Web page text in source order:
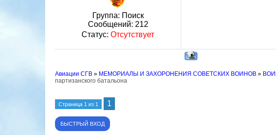
Группа: Поиск
Сообщений: 212
Статус: Отсутствует
Авиации СГВ » МЕМОРИАЛЫ И ЗАХОРОНЕНИЯ СОВЕТСКИХ ВОИНОВ »
партизанского батальона
Страница 1 из 1 1